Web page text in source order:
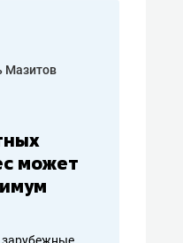
Мазитов
может